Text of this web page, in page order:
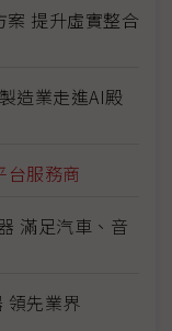
案 提升虛實整合
造業走進AI殿
台服務商
滿足汽車、音
領先業界